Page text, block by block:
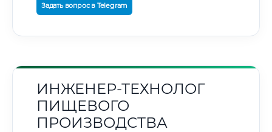
Задать вопрос в Telegram
ИНЖЕНЕР-ТЕХНОЛОГ
ПИЩЕВОГО
ПРОИЗВОДСТВА